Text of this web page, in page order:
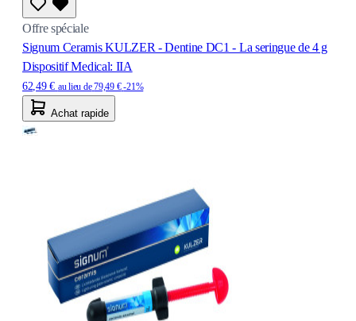
Offre spéciale
Signum Ceramis KULZER - Dentine DC1 - La seringue de 4 g
Dispositif Medical: IIA
62,49 € au lieu de79,49 €-21%
Achat rapide